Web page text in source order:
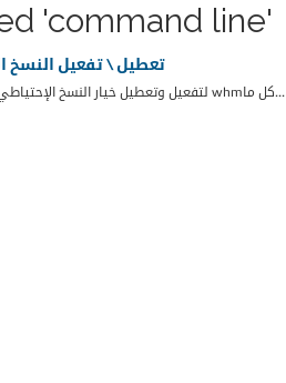
'command line'
تعطيل \ تفعيل النسخ
لتفعيل وتعطيل خيار النسخ الإحتياطي لمستخدم علي السيرفر دون الحاجه للدخول للوحه التحكم whmكل ما...